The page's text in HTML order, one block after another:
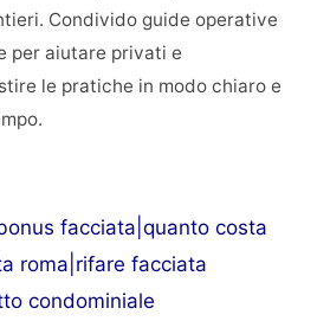
Condivido guide operative
per aiutare privati e
le pratiche in modo chiaro e
facciata|quanto costa
roma|rifare facciata
condominiale